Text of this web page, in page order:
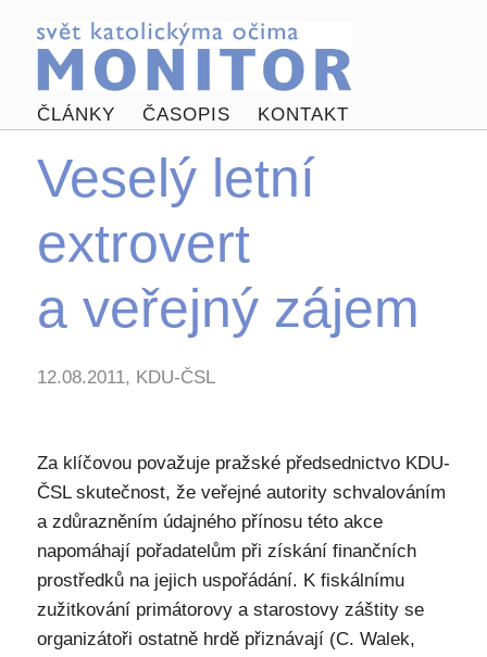
ČLÁNKY ČASOPIS KONTAKT
Veselý letní
extrovert
a veřejný zájem
12.08.2011, KDU-ČSL
Za klíčovou považuje pražské předsednictvo KDU-
ČSL skutečnost, že veřejné autority schvalováním
a zdůrazněním údajného přínosu této akce
napomáhají pořadatelům při získání finančních
prostředků na jejich uspořádání. K fiskálnímu
zužitkování primátorovy a starostovy záštity se
organizátoři ostatně hrdě přiznávají (C. Walek,